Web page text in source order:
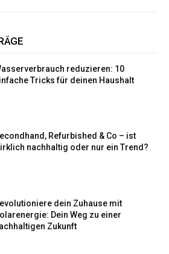
reduzieren: 10
Tricks für deinen Haushalt
Refurbished & Co – ist
nachhaltig oder nur ein Trend?
dein Zuhause mit
Dein Weg zu einer
Zukunft